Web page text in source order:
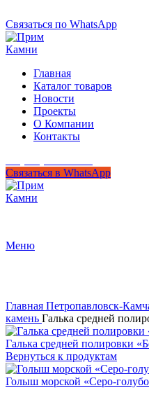
Связаться по WhatsApp
Главная
Каталог товаров
Новости
Проекты
О Компании
Контакты
Связаться в WhatsApp
Меню
Главная Петропавловск-
камень Галька средней
Галька средней полировки
Вернуться к продуктам
Голыш морской «Серо-